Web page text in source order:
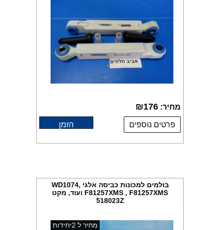
מחיר: ₪176
פרטים נוספים הזמן
בולמים למכונות כביסה אלגי WD1074,
F81257XMS , F81257XMS ועוד, מקט
518023Z
מחיר ל 2יחידות